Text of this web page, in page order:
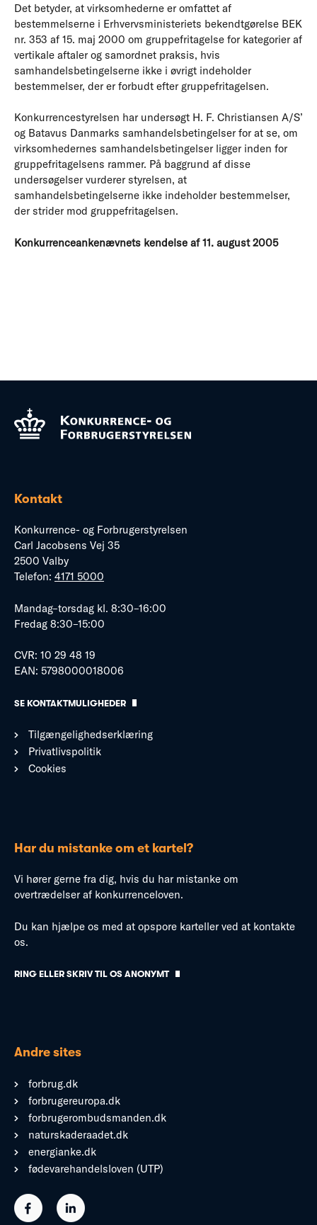
Det betyder, at virksomhederne er omfattet af
bestemmelserne i Erhvervsministeriets bekendtgørelse BEK
nr. 353 af 15. maj 2000 om gruppefritagelse for kategorier af
vertikale aftaler og samordnet praksis, hvis
samhandelsbetingelserne ikke i øvrigt indeholder
bestemmelser, der er forbudt efter gruppefritagelsen.
Konkurrencestyrelsen har undersøgt H. F. Christiansen A/S’
og Batavus Danmarks samhandelsbetingelser for at se, om
virksomhedernes samhandelsbetingelser ligger inden for
gruppefritagelsens rammer. På baggrund af disse
undersøgelser vurderer styrelsen, at
samhandelsbetingelserne ikke indeholder bestemmelser,
der strider mod gruppefritagelsen.
Konkurrenceankenævnets kendelse af 11. august 2005
Kontakt
Konkurrence- og Forbrugerstyrelsen
Carl Jacobsens Vej 35
2500 Valby
Telefon: 4171 5000
Mandag–torsdag kl. 8:30–16:00
Fredag 8:30–15:00
CVR: 10 29 48 19
EAN: 5798000018006
SE KONTAKTMULIGHEDER
Tilgængelighedserklæring
Privatlivspolitik
Cookies
Har du mistanke om et kartel?
Vi hører gerne fra dig, hvis du har mistanke om
overtrædelser af konkurrenceloven.
Du kan hjælpe os med at opspore karteller ved at kontakte
os.
RING ELLER SKRIV TIL OS ANONYMT
Andre sites
forbrug.dk
forbrugereuropa.dk
forbrugerombudsmanden.dk
naturskaderaadet.dk
energianke.dk
fødevarehandelsloven (UTP)